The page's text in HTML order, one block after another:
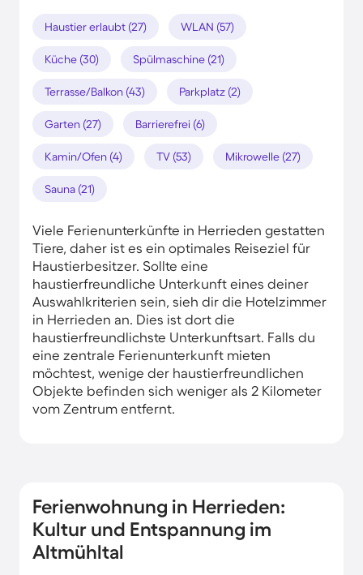
Haustier erlaubt (27) WLAN (57)
Küche (30) Spülmaschine (21)
Terrasse/Balkon (43) Parkplatz (2)
Garten (27) Barrierefrei (6)
Kamin/Ofen (4) TV (53) Mikrowelle (27)
Sauna (21)
Viele Ferienunterkünfte in Herrieden gestatten
Tiere, daher ist es ein optimales Reiseziel für
Haustierbesitzer. Sollte eine
haustierfreundliche Unterkunft eines deiner
Auswahlkriterien sein, sieh dir die Hotelzimmer
in Herrieden an. Dies ist dort die
haustierfreundlichste Unterkunftsart. Falls du
eine zentrale Ferienunterkunft mieten
möchtest, wenige der haustierfreundlichen
Objekte befinden sich weniger als 2 Kilometer
vom Zentrum entfernt.
Ferienwohnung in Herrieden:
Kultur und Entspannung im
Altmühltal